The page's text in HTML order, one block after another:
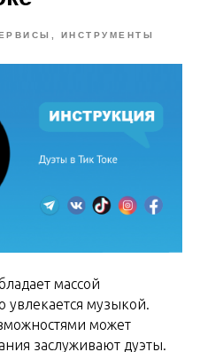
ИНСТРУМЕНТЫ
массой
увлекается музыкой.
может
заслуживают дуэты.